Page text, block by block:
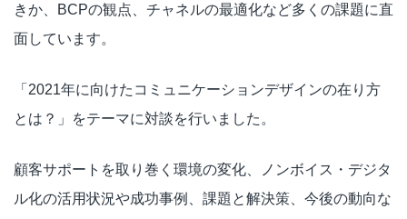
きか、BCPの観点、チャネルの最適化など多くの課題に直
面しています。
「2021年に向けたコミュニケーションデザインの在り方
とは？」をテーマに対談を行いました。
顧客サポートを取り巻く環境の変化、ノンボイス・デジタ
ル化の活用状況や成功事例、課題と解決策、今後の動向な